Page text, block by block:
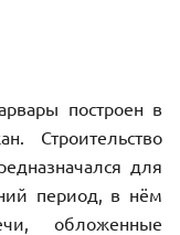
построен в
Строительство
для
период, в нём
обложенные